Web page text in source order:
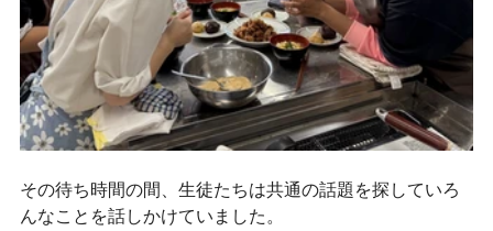
その待ち時間の間、生徒たちは共通の話題を探していろ
んなことを話しかけていました。